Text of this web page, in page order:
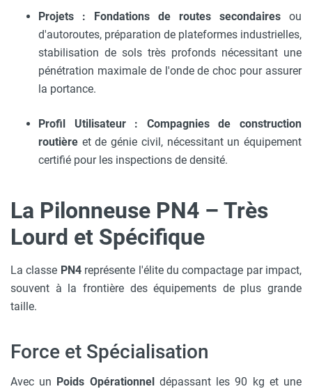
Projets : Fondations de routes secondaires ou
d'autoroutes, préparation de plateformes industrielles,
stabilisation de sols très profonds nécessitant une
pénétration maximale de l'onde de choc pour assurer
la portance.
Profil Utilisateur :
Compagnies de construction
routière et de génie civil, nécessitant un équipement
certifié pour les inspections de densité.
La Pilonneuse PN4 – Très
Lourd et Spécifique
La classe PN4représente l'élite du compactage par impact,
souvent à la frontière des équipements de plus grande
taille.
Force et Spécialisation
Avec un Poids Opérationneldépassant les 90 kg et une